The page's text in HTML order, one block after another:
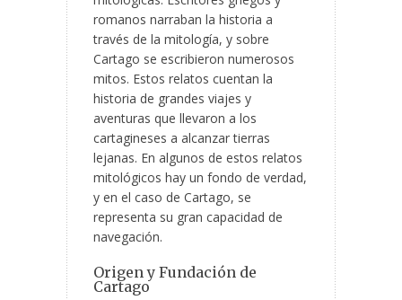
romanos narraban la historia a
través de la mitología, y sobre
Cartago se escribieron numerosos
mitos. Estos relatos cuentan la
historia de grandes viajes y
aventuras que llevaron a los
cartagineses a alcanzar tierras
lejanas. En algunos de estos relatos
mitológicos hay un fondo de verdad,
y en el caso de Cartago, se
representa su gran capacidad de
navegación.
Origen y Fundación de
Cartago